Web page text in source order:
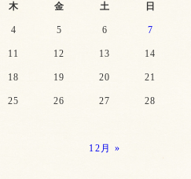
木 金 土 日
12月 »
4 5 6 7
11 12 13 14
18 19 20 21
25 26 27 28